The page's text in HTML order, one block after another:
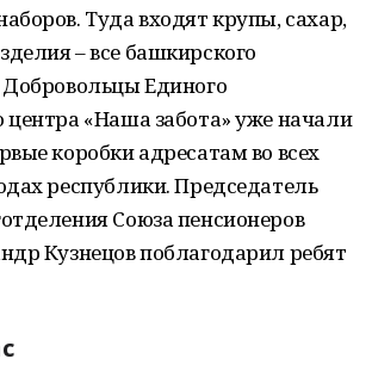
Туда входят крупы, сахар,
– все башкирского
Добровольцы Единого
центра «Наша забота» уже начали
коробки адресатам во всех
республики. Председатель
Союза пенсионеров
Кузнецов поблагодарил ребят